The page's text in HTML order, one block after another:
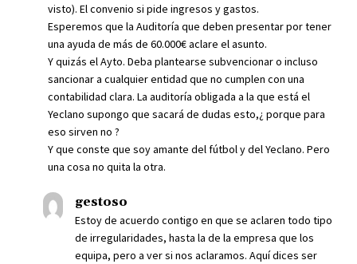
visto). El convenio si pide ingresos y gastos.
Esperemos que la Auditoría que deben presentar por tener
una ayuda de más de 60.000€ aclare el asunto.
Y quizás el Ayto. Deba plantearse subvencionar o incluso
sancionar a cualquier entidad que no cumplen con una
contabilidad clara. La auditoría obligada a la que está el
Yeclano supongo que sacará de dudas esto,¿ porque para
eso sirven no ?
Y que conste que soy amante del fútbol y del Yeclano. Pero
una cosa no quita la otra.
gestoso
Estoy de acuerdo contigo en que se aclaren todo tipo
de irregularidades, hasta la de la empresa que los
equipa, pero a ver si nos aclaramos. Aquí dices ser